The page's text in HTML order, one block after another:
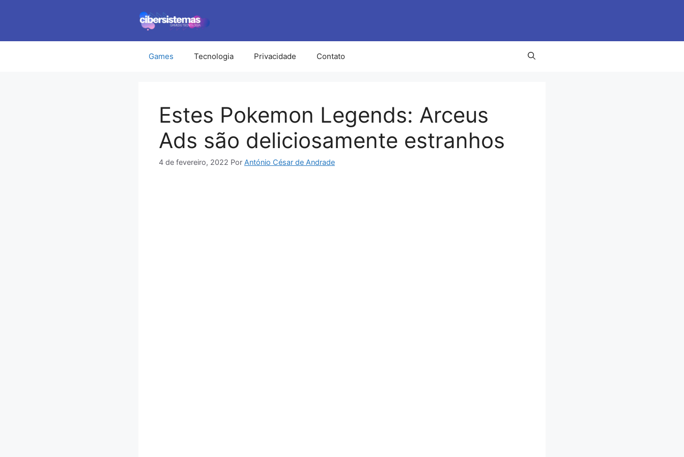
conteúdo
Games Tecnologia Privacidade Contato
Estes Pokemon Legends: Arceus
Ads são deliciosamente estranhos
4 de fevereiro, 2022 Por António César de Andrade